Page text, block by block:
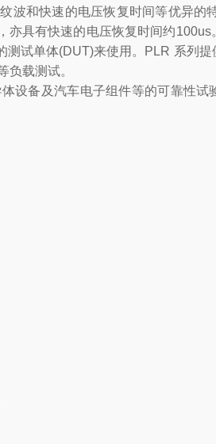
波和快速的电压恢复时间等优异的
具有快速的电压恢复时间约
试单体(DUT)来使用。PLR 系列
负载测试。
设备及汽车电子组件等的可靠性